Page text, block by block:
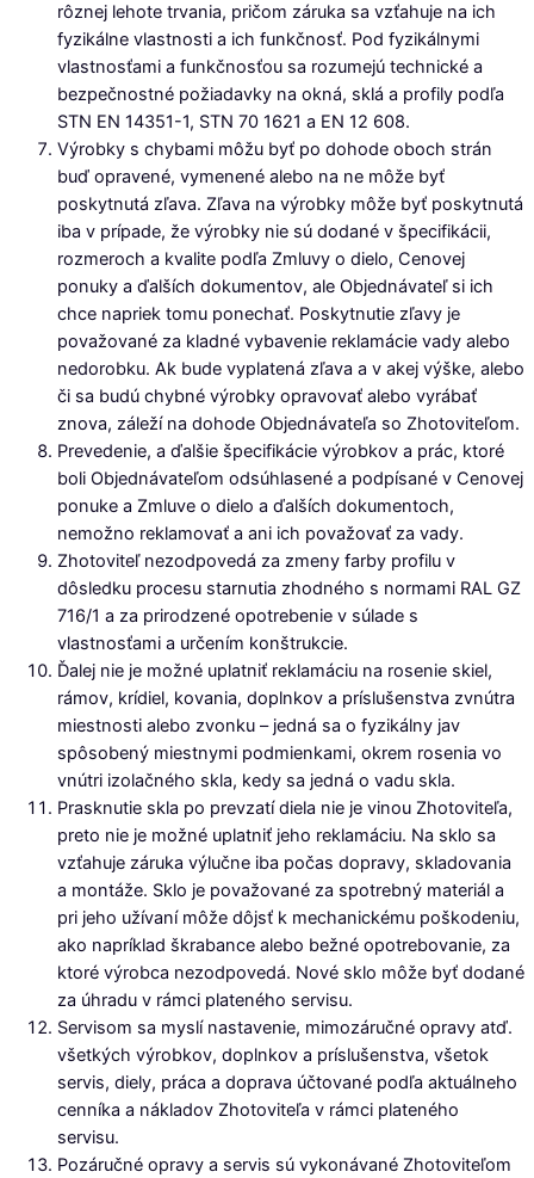
rôznej lehote trvania, pričom záruka sa vzťahuje na ich
fyzikálne vlastnosti a ich funkčnosť. Pod fyzikálnymi
vlastnosťami a funkčnosťou sa rozumejú technické a
bezpečnostné požiadavky na okná, sklá a profily podľa
STN EN 14351-1, STN 70 1621 a EN 12 608.
Výrobky s chybami môžu byť po dohode oboch strán
buď opravené, vymenené alebo na ne môže byť
poskytnutá zľava. Zľava na výrobky môže byť poskytnutá
iba v prípade, že výrobky nie sú dodané v špecifikácii,
rozmeroch a kvalite podľa Zmluvy o dielo, Cenovej
ponuky a ďalších dokumentov, ale Objednávateľ si ich
chce napriek tomu ponechať. Poskytnutie zľavy je
považované za kladné vybavenie reklamácie vady alebo
nedorobku. Ak bude vyplatená zľava a v akej výške, alebo
či sa budú chybné výrobky opravovať alebo vyrábať
znova, záleží na dohode Objednávateľa so Zhotoviteľom.
Prevedenie, a ďalšie špecifikácie výrobkov a prác, ktoré
boli Objednávateľom odsúhlasené a podpísané v Cenovej
ponuke a Zmluve o dielo a ďalších dokumentoch,
nemožno reklamovať a ani ich považovať za vady.
Zhotoviteľ nezodpovedá za zmeny farby profilu v
dôsledku procesu starnutia zhodného s normami RAL GZ
716/1 a za prirodzené opotrebenie v súlade s
vlastnosťami a určením konštrukcie.
Ďalej nie je možné uplatniť reklamáciu na rosenie skiel,
rámov, krídiel, kovania, doplnkov a príslušenstva zvnútra
miestnosti alebo zvonku – jedná sa o fyzikálny jav
spôsobený miestnymi podmienkami, okrem rosenia vo
vnútri izolačného skla, kedy sa jedná o vadu skla.
Prasknutie skla po prevzatí diela nie je vinou Zhotoviteľa,
preto nie je možné uplatniť jeho reklamáciu. Na sklo sa
vzťahuje záruka výlučne iba počas dopravy, skladovania
a montáže. Sklo je považované za spotrebný materiál a
pri jeho užívaní môže dôjsť k mechanickému poškodeniu,
ako napríklad škrabance alebo bežné opotrebovanie, za
ktoré výrobca nezodpovedá. Nové sklo môže byť dodané
za úhradu v rámci plateného servisu.
Servisom sa myslí nastavenie, mimozáručné opravy atď.
všetkých výrobkov, doplnkov a príslušenstva, všetok
servis, diely, práca a doprava účtované podľa aktuálneho
cenníka a nákladov Zhotoviteľa v rámci plateného
servisu.
Pozáručné opravy a servis sú vykonávané Zhotoviteľom